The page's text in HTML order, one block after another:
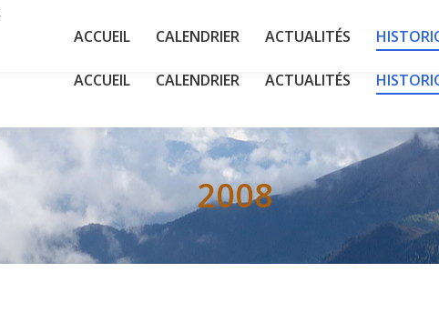
ACCUEIL CALENDRIER ACTUALITÉS
2008
ACCUEIL CALENDRIER ACTUALITÉS